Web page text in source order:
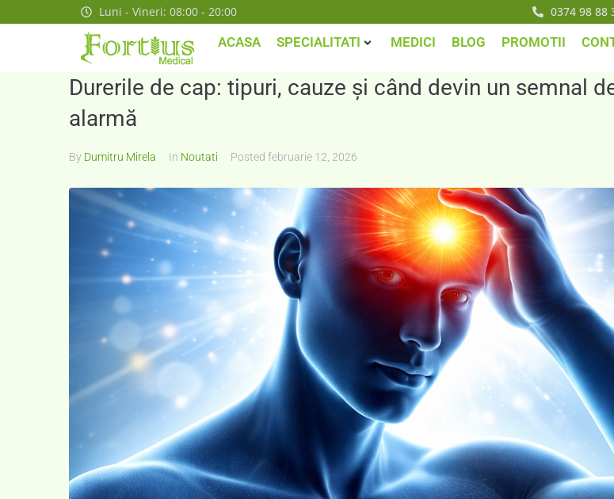
Luni - Vineri: 08:00 - 20:00 0374 98 88
ACASA SPECIALITATI MEDICI BLOG PROMOTII
Durerile de cap: tipuri, cauze și când devin un semnal
alarmă
By Dumitru Mirela In Noutati Posted februarie 12, 2026